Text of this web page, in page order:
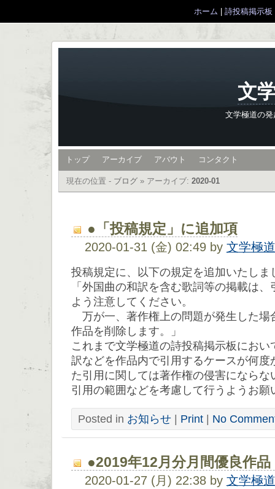
ホーム 詩投稿掲示板
文
文学極道の
トップ アーカイブ アバウト コンタクト
現在の位置 - ブログ » アーカイブ: 2020-01
●「投稿規定」に追加項
2020-01-31 (金) 02:49 by 文学極
投稿規定に、以下の規定を追加いたしま
「外国曲の和訳を含む歌詞等の掲載は
よう注意してください。
万が一、著作権上の問題が発生した場
作品を削除します。」
これまで文学極道の詩投稿掲示板にお
訳などを作品内で引用するケースが何度
た引用に関しては著作権の侵害にならな
引用の範囲などを考慮して行うようお願
Posted in お知らせ Print No
●2019年12月分月間優良作
2020-01-27 (月) 22:38 by 文学極